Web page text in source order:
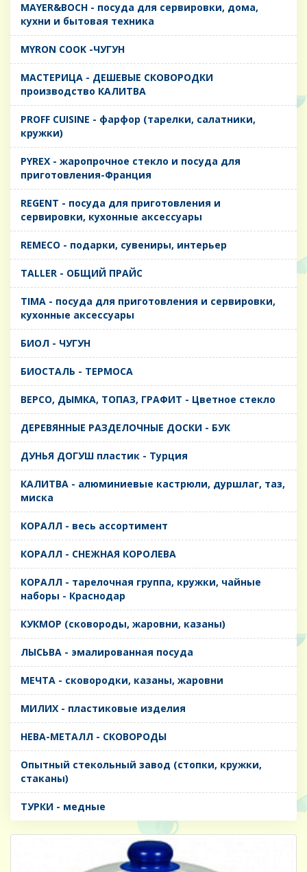
MAYER&BOCH - посуда для сервировки, дома,
кухни и бытовая техника
MYRON COOK -ЧУГУН
MАСТЕРИЦА - ДЕШЕВЫЕ СКОВОРОДКИ
производство КАЛИТВА
PROFF CUISINE - фарфор (тарелки, салатники,
кружки)
PYREX - жаропрочное стекло и посуда для
приготовления-Франция
REGENT - посуда для приготовления и
сервировки, кухонные аксессуары
REMECO - подарки, сувениры, интерьер
TALLER - ОБЩИЙ ПРАЙС
TIMA - посуда для приготовления и сервировки,
кухонные аксессуары
БИОЛ - ЧУГУН
БИОСТАЛЬ - ТЕРМОСА
ВЕРСО, ДЫМКА, ТОПАЗ, ГРАФИТ - Цветное стекло
ДЕРЕВЯННЫЕ РАЗДЕЛОЧНЫЕ ДОСКИ - БУК
ДУНЬЯ ДОГУШ пластик - Турция
КАЛИТВА - алюминиевые кастрюли, дуршлаг, таз,
миска
КОРАЛЛ - весь ассортимент
КОРАЛЛ - СНЕЖНАЯ КОРОЛЕВА
КОРАЛЛ - тарелочная группа, кружки, чайные
наборы - Краснодар
КУКМОР (сковороды, жаровни, казаны)
ЛЫСЬВА - эмалированная посуда
МЕЧТА - сковородки, казаны, жаровни
МИЛИХ - пластиковые изделия
НЕВА-МЕТАЛЛ - СКОВОРОДЫ
Опытный стекольный завод (стопки, кружки,
стаканы)
ТУРКИ - медные